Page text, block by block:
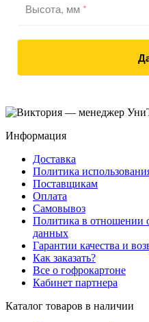
Высота, мм*
Информация
Доставка
Политика
Поставщикам
Оплата
Самовывоз
Политика в отношении
данных
Гарантии качества и
Как заказать?
Все о гофрокартоне
Кабинет партнера
Каталог товаров в наличии